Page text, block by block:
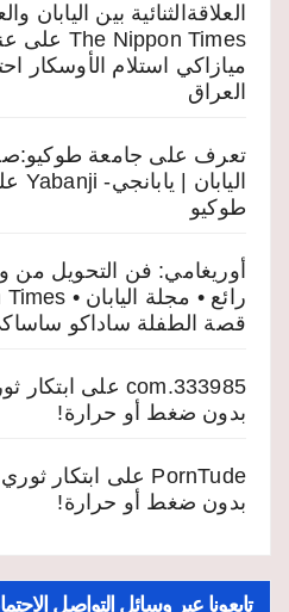
العلاقةالثنائية بين اليابان
The Nippon Times على
ميازاكي استلام الأوسكار
العراق
تعرف على جامعة
اليابان | يابانجي- Yabanji
طوكيو
أوريغامي: فن التحويل
رائع • مجلة اليابان • The Nippon Times
قصة الطفلة ساداكو
333985.com على ابتكار
بدون ضغط أو حرارة!
PornTude على
ابتكار
بدون ضغط أو حرارة!
تابعونا عبر وسائل التواصل